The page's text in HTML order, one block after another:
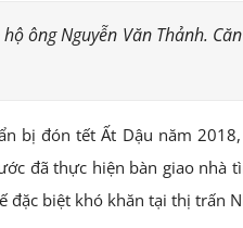
ông Nguyễn Văn Thảnh.
bị đón tết Ất Dậu năm
đã thực hiện bàn giao
đặc biệt khó khăn tại thị trấn